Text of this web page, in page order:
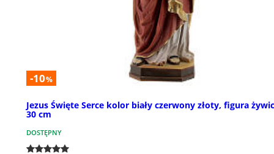
-10%
Jezus Święte Serce kolor biały czerwony złoty, figura
30 cm
DOSTĘPNY